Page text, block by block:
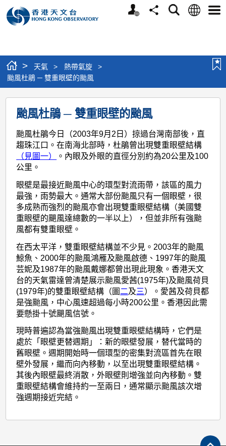
個
分
搜
語
選
> 天氣 > 熱帶氣旋
>
颱風杜鵑 ─ 雙重眼壁的颱風
颱
風
杜
鵑
雙
重
眼
壁
的
颱
風
颱風杜鵑 ─ 雙重眼壁的颱風
颱風杜鵑今日（2003年9月2日）掠過台灣南部後，直
趨珠江口。在南海北部時，杜鵑曾出現雙重眼壁結構
（見圖一）
。內眼及外眼的直徑分別約為20公里及100
公里。
眼壁是最接近颱風中心的環型對流雨帶，該區的風力
最強，雨勢最大。通常大部份颱風只有一個眼壁，很
多成熟而強烈的颱風亦會出現雙重眼壁結構（美國雙
重眼壁的颶風達總數的一半以上），但並非所有強颱
風都有雙重眼壁。
在西太平洋，雙重眼壁結構並不少見。2003年的颱風
鯨魚、2000年的颱風鴻雁及颱風啟德、1997年的颱風
芸妮及1987年的颱風戴娜都曾出現此現象。香港天文
台的天氣雷達曾清楚展示颱風愛茜(1975年)及颱風荷貝
(1979年)的雙重眼壁結構（圖 二及三）。愛茜及荷貝都
是強颱風，中心風速超過每小時200公里。香港因此需
要懸掛十號颶風信號。
現時普遍認為當強颱風出現雙重眼壁結構時，它們是
處於「眼壁更替週期」：新的眼壁發展，替代當時的
舊眼壁。週期開始時一個環型的密集對流區首先在眼
壁外發展，繼而向內移動，以至出現雙重眼壁結構。
其後內眼壁最終消散，外眼壁則增強並向內移動。雙
重眼壁結構會維持約一至兩日，通常顯示颱風該次增
強週期接近完結。